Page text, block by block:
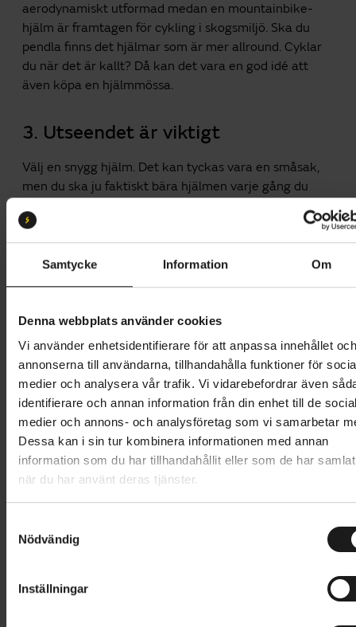
Samtycke Information Om
Denna webbplats använder cookies
Vi använder enhetsidentifierare för att anpassa innehållet och
annonserna till användarna, tillhandahålla funktioner för
medier och analysera vår trafik. Vi vidarebefordrar även
identifierare och annan information från din enhet till de
medier och annons- och analysföretag som vi samarbetar
Dessa kan i sin tur kombinera informationen med annan
information som du har tillhandahållit eller som de har
när du har använt deras tjänster.
Nödvändig
Inställningar
aerodynamiskt utformad medan en mountainbike-
hjälm är framtagen för cykling i skogsmiljö. Ska du
pendla finns det hjälmar som är mer allround. Cyklar
du när det är kallt? Då kan det vara en god idé att
även köpa en hjälmmössa.
3. Utseendet är viktigt
Välj en snygg hjälm. Det kan tyckas vara en småsak,
men du ska ju faktiskt bära hjälmen varje gång du
cyklar. Har du en hjälm som du är stolt över, trivs med
och tycker är snygg är sannolikheten större att du
faktiskt kommer att använda den.
4. Välj en hjälm som syns
Hjälmen bidrar till din synlighet i trafiken. En ljus eller
stark färg syns bättre än svart, vilket är extra viktigt
vintertid när det är mörkt ute. Vill du helst ha en
mattsvart hjälm ska du förstås välja det, för det
viktigaste är trots allt att du använder den. I det fallet
kan du öka din synlighet genom att välja en hjälm
med reflexdetaljer och lampa.
5. Teknologin bakom dagens
Vill du ha en traditionell cykelhjälm med extra
teknologi. Dessa hjälmar har ett hölje inuti som